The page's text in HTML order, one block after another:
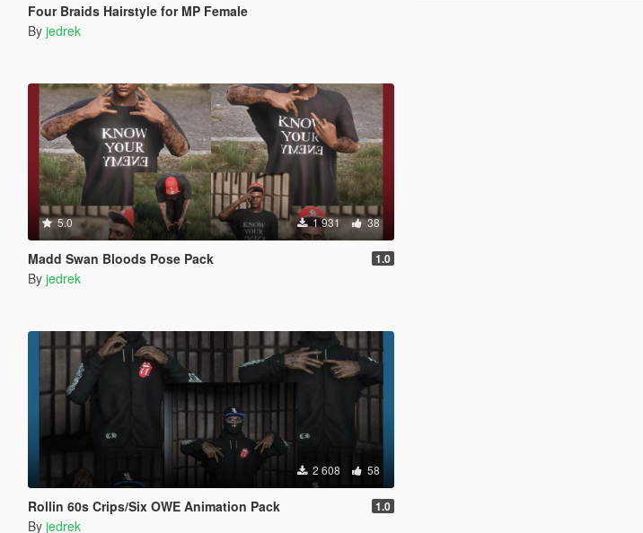
Four Braids Hairstyle for MP Female
By jedrek
5.0 1 931 38
Madd Swan Bloods Pose Pack 1.0
By jedrek
2 608 58
Rollin 60s Crips/Six OWE Animation Pack 1.0
By jedrek